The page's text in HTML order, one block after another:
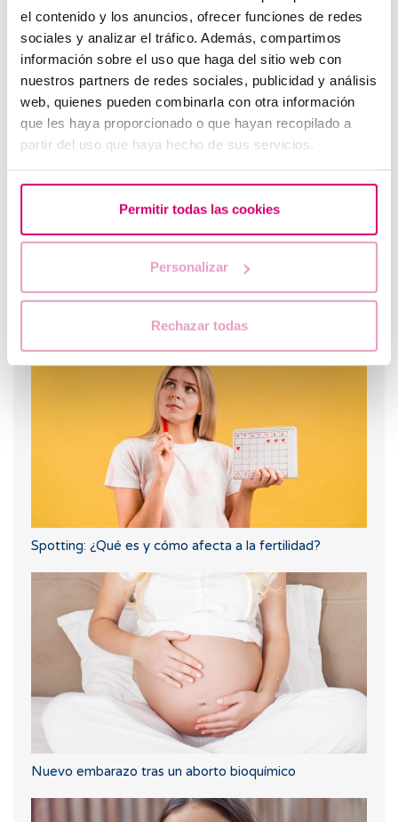
el contenido y los anuncios, ofrecer funciones de redes
sociales y analizar el tráfico. Además, compartimos
información sobre el uso que haga del sitio web con
nuestros partners de redes sociales, publicidad y análisis
web, quienes pueden combinarla con otra información
que les haya proporcionado o que hayan recopilado a
partir del uso que haya hecho de sus servicios.
Permitir todas las cookies
Personalizar
Rechazar todas
Progesterona, ¿cuándo hay que utilizarla?
Flujo marrón: causas, relación con la regla y el
Spotting: ¿Qué es y cómo afecta a la fertilidad?
Nuevo embarazo tras un aborto bioquímico